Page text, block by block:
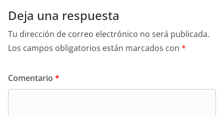
Deja una respuesta
Tu dirección de correo electrónico no será publicada.
Los campos obligatorios están marcados con *
Comentario *